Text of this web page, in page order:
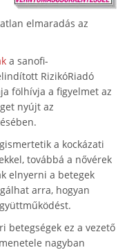
elmaradás az
a sanofi-
RizikóRiadó
fölhívja a figyelmet az
nyújt az
a kockázati
továbbá a nővérek
elnyerni a betegek
arra, hogyan
betegségek ez a vezető
nagyban